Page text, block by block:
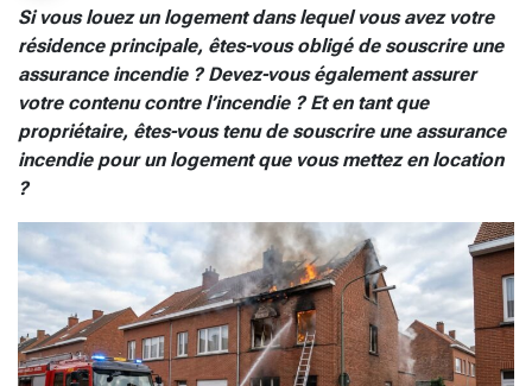
Si vous louez un logement dans lequel vous avez votre
résidence principale, êtes-vous obligé de souscrire une
assurance incendie ? Devez-vous également assurer
votre contenu contre l’incendie ? Et en tant que
propriétaire, êtes-vous tenu de souscrire une assurance
incendie pour un logement que vous mettez en location
?